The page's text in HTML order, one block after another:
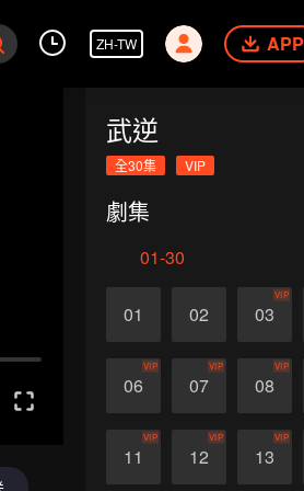
ZH-TW APP
武逆
全30集 VIP
劇集
01-30
01 02 03
VIP
06
VIP
07
VIP
08
VIP
11
VIP
12
VIP
13
VIP